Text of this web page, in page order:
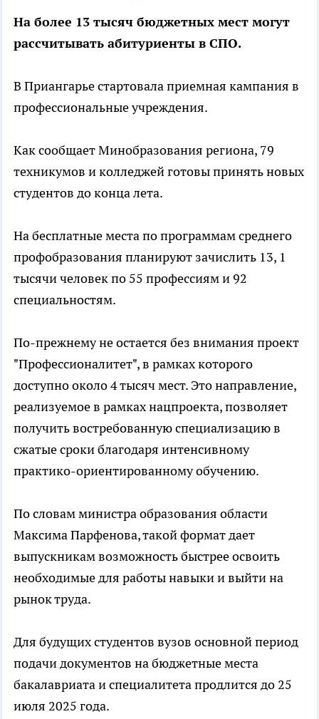
На более 13 тысяч бюджетных мест могут
рассчитывать абитуриенты в СПО.
В Приангарье стартовала приемная кампания в
профессиональные учреждения.
Как сообщает Минобразования региона, 79
техникумов и колледжей готовы принять новых
студентов до конца лета.
На бесплатные места по программам среднего
профобразования планируют зачислить 13, 1
тысячи человек по 55 профессиям и 92
специальностям.
По-прежнему не остается без внимания проект
"Профессионалитет", в рамках которого
доступно около 4 тысяч мест. Это направление,
реализуемое в рамках нацпроекта, позволяет
получить востребованную специализацию в
сжатые сроки благодаря интенсивному
практико-ориентированному обучению.
По словам министра образования области
Максима Парфенова, такой формат дает
выпускникам возможность быстрее освоить
необходимые для работы навыки и выйти на
рынок труда.
Для будущих студентов вузов основной период
подачи документов на бюджетные места
бакалавриата и специалитета продлится до 25
июля 2025 года.